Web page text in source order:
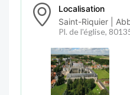
Localisation
Saint-Riquier |
Pl. de l'église,